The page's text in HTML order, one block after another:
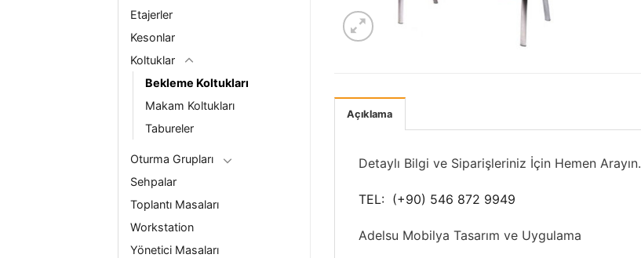
Etajerler
Kesonlar
Koltuklar
Bekleme Koltukları
Makam Koltukları
Tabureler
Oturma Grupları
Sehpalar
Toplantı Masaları
Workstation
Yönetici Masaları
Açıklama
Detaylı Bilgi ve Siparişleriniz İçin Hemen Arayın.
TEL: (+90) 546 872 9949
Adelsu Mobilya Tasarım ve Uygulama